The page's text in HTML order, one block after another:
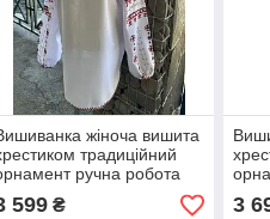
жіноча вишита
традиційний
ручна робота
48
599₴ 3